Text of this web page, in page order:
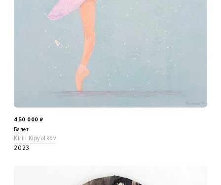
450 000 ₽
Балет
Kirill Kipyatkov
2023